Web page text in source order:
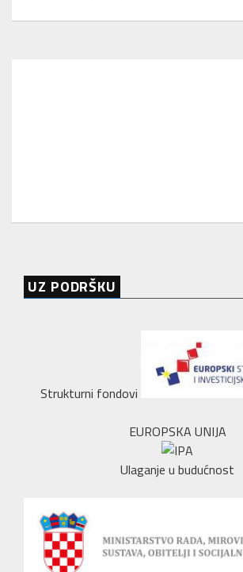
UZ PODRŠKU
Strukturni fondovi
EUROPSKA UNIJA
Ulaganje u budućnost